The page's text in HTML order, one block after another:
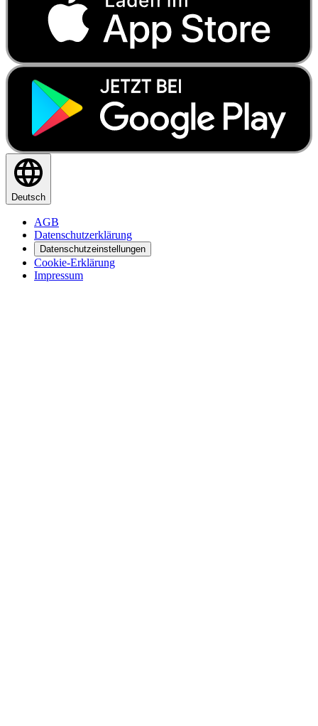
Deutsch
AGB
Datenschutzerklärung
Datenschutzeinstellungen
Cookie-Erklärung
Impressum